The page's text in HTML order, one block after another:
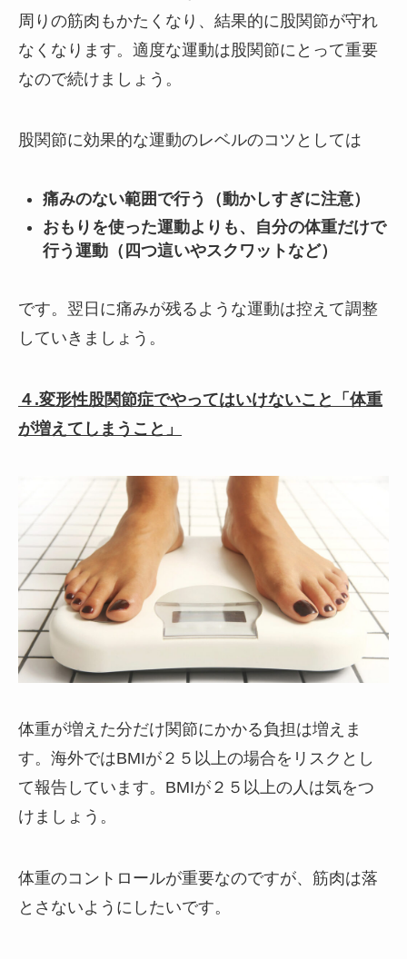
周りの筋肉もかたくなり、結果的に股関節が守れ
なくなります。適度な運動は股関節にとって重要
なので続けましょう。
股関節に効果的な運動のレベルのコツとしては
痛みのない範囲で行う（動かしすぎに注意）
おもりを使った運動よりも、自分の体重だけで
行う運動（四つ這いやスクワットなど）
です。翌日に痛みが残るような運動は控えて調整
していきましょう。
４.変形性股関節症でやってはいけないこと「体重
が増えてしまうこと」
体重が増えた分だけ関節にかかる負担は増えま
す。海外ではBMIが２５以上の場合をリスクとし
て報告しています。BMIが２５以上の人は気をつ
けましょう。
体重のコントロールが重要なのですが、筋肉は落
とさないようにしたいです。